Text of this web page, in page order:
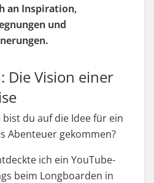
an Inspiration,
und
Die Vision einer
bist du auf die Idee für ein
Abenteuer gekommen?
ich ein YouTube-
beim Longboarden in